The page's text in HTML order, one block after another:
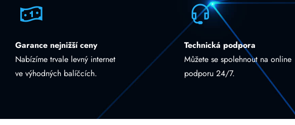
Garance nejnižší ceny
Nabízíme trvale levný internet
ve výhodných balíčcích.
Technická podpora
Můžete se spolehnout na online
podporu 24/7.